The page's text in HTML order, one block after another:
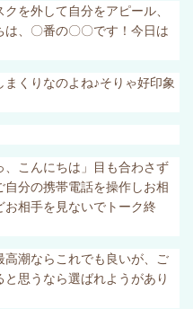
を外して自分をアピール、
、〇番の〇〇です！今日は
くりなのよね♪そりゃ好印象
こんにちは」目も合わさず
分の携帯電話を操作しお相
相手を見ないでトーク終
高潮ならこれでも良いが、ご
思うなら選ばれようがあり